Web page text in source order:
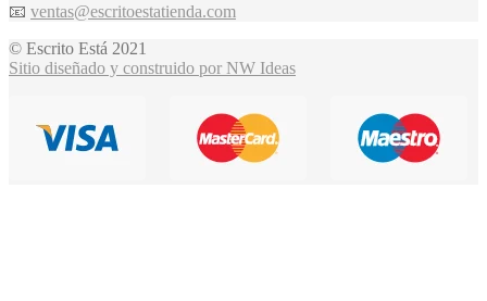
📧 ventas@escritoestatienda.com
© Escrito Está 2021
Sitio diseñado y construido por NW Ideas